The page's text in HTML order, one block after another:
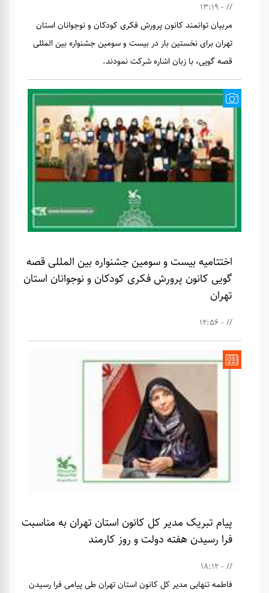
// - 13:19
مربیان توانمند کانون پرورش فکری کودکان و نوجوانان استان
تهران برای نخستین بار در بیست و سومین جشنواره بین المللی
قصه گویی، با زبان اشاره شرکت نمودند.
اختتامیه بیست و سومین جشنواره بین المللی قصه
گویی کانون پرورش فکری کودکان و نوجوانان استان
تهران
// - 12:56
پیام تبریک مدیر کل کانون استان تهران به مناسبت
فرا رسیدن هفته دولت و روز کارمند
// - 18:12
فاطمه تنهایی مدیر کل کانون استان تهران طی پیامی فرا رسیدن